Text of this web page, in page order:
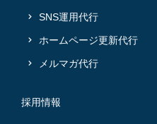
SNS運用代行
ホームページ更新代行
メルマガ代行
採用情報